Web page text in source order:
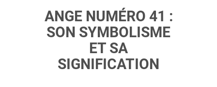
ANGE NUMÉRO 41 :
SON SYMBOLISME
ET SA
SIGNIFICATION